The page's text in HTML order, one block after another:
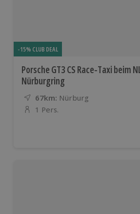
-15% CLUB DEAL
Porsche GT3 CS Race-Taxi beim
Nürburgring
67km: Entfernung
Standort
Nürburg
Anzahl der Teilnehmer
1 Pers.